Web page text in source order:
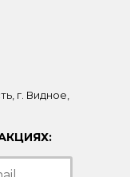
г. Видное,